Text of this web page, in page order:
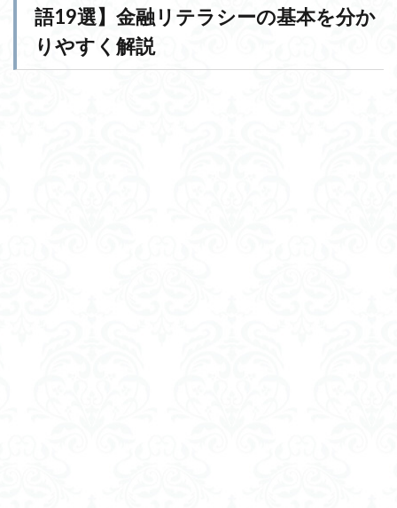
語19選】金融リテラシーの基本を分か
りやすく解説